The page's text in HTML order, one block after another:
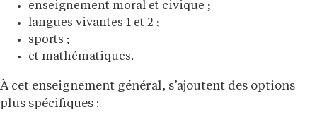
enseignement moral et civique ;
langues vivantes 1 et 2 ;
sports ;
et mathématiques.
À cet enseignement général, s’ajoutent des options
plus spécifiques :